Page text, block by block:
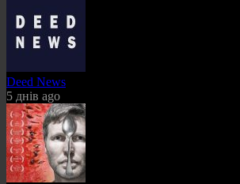
Deed News
5 днів ago